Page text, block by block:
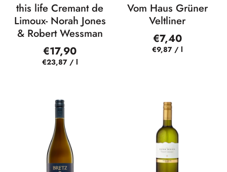
this life Cremant de
Limoux- Norah Jones
& Robert Wessman
€17,90
€23,87 / l
Vom Haus Grüner
Veltliner
€7,40
€9,87 / l